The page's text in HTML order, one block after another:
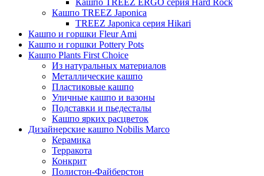
Кашпо TREEZ ERGO серия Hard Rock
Кашпо TREEZ Japonica
TREEZ Japonica серия Hikari
Кашпо и горшки Fleur Ami
Кашпо и горшки Pottery Pots
Кашпо Plants First Choice
Из натуральных материалов
Металлические кашпо
Пластиковые кашпо
Уличные кашпо и вазоны
Подставки и пьедесталы
Кашпо ярких расцветок
Дизайнерские кашпо Nobilis Marco
Керамика
Терракота
Конкрит
Полистон-Файберстон